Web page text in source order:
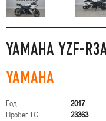
YAMAHA YZF-
YAMAHA
Год
2017
Пробег ТС
23363